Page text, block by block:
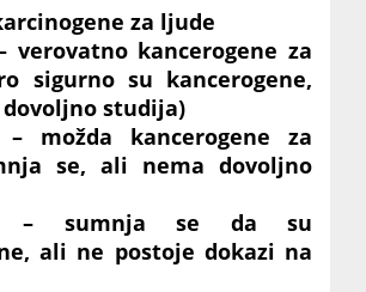
za ljude
verovatno kancerogene za
sigurno su kancerogene,
studija)
– možda kancerogene za
se, ali nema dovoljno
– sumnja se da su
ali ne postoje dokazi na